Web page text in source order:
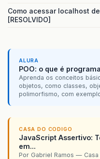
Como acessar localhost
[RESOLVIDO]
ALURA
POO: o que é
Aprenda os conceitos
objetos, como classes,
polimorfismo, com
CASA DO CODIGO
JavaScript Assertivo:
em...
Por Gabriel Ramos —